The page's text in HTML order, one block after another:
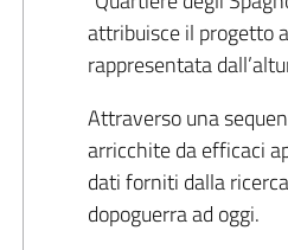
attribuisce il progetto
rappresentata
Attraverso una
arricchite da efficaci
dati forniti dalla
dopoguerra ad oggi.